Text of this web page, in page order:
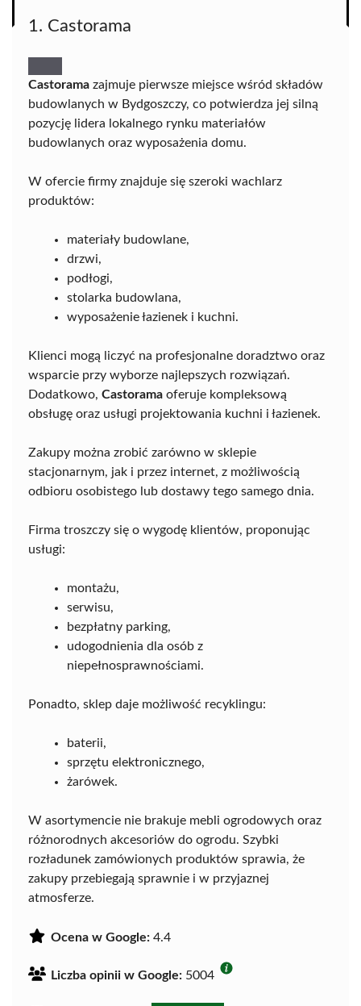
1. Castorama
Castorama zajmuje pierwsze miejsce wśród składów
budowlanych w Bydgoszczy, co potwierdza jej silną
pozycję lidera lokalnego rynku materiałów
budowlanych oraz wyposażenia domu.
W ofercie firmy znajduje się szeroki wachlarz
produktów:
materiały budowlane,
drzwi,
podłogi,
stolarka budowlana,
wyposażenie łazienek i kuchni.
Klienci mogą liczyć na profesjonalne doradztwo oraz
wsparcie przy wyborze najlepszych rozwiązań.
Dodatkowo, Castorama oferuje kompleksową
obsługę oraz usługi projektowania kuchni i łazienek.
Zakupy można zrobić zarówno w sklepie
stacjonarnym, jak i przez internet, z możliwością
odbioru osobistego lub dostawy tego samego dnia.
Firma troszczy się o wygodę klientów, proponując
usługi:
montażu,
serwisu,
bezpłatny parking,
udogodnienia dla osób z
niepełnosprawnościami.
Ponadto, sklep daje możliwość recyklingu:
baterii,
sprzętu elektronicznego,
żarówek.
W asortymencie nie brakuje mebli ogrodowych oraz
różnorodnych akcesoriów do ogrodu. Szybki
rozładunek zamówionych produktów sprawia, że
zakupy przebiegają sprawnie i w przyjaznej
atmosferze.
Ocena w Google: 4.4
Liczba opinii w Google: 5004